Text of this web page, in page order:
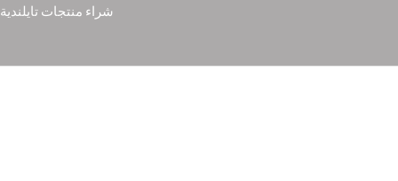
شراء منتجات تايلندية